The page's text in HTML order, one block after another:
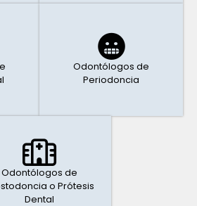
Odontólogos de
Periodoncia
Odontólogos de
o Prótesis
Dental